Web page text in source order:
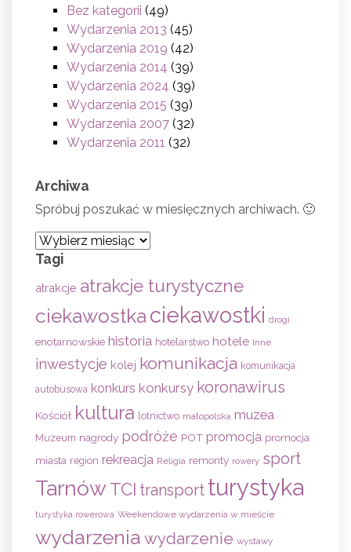
Bez kategorii (49)
Wydarzenia 2013 (45)
Wydarzenia 2019 (42)
Wydarzenia 2014 (39)
Wydarzenia 2024 (39)
Wydarzenia 2015 (39)
Wydarzenia 2007 (32)
Wydarzenia 2011 (32)
Archiwa
Spróbuj poszukać w miesięcznych archiwach. 🙂
Archiwa
Tagi
atrakcje atrakcje turystyczne
ciekawostka ciekawostki drogi
enotarnowskie historia hotelarstwo hotele Inne
inwestycje kolej komunikacja komunikacja
autobusowa konkurs konkursy koronawirus
Kościół kultura lotnictwo małopolska muzea
Muzeum nagrody podróże POT promocja promocja
miasta region rekreacja Religia remonty rowery sport
Tarnów TCI transport turystyka
turystyka rowerowa Weekendowe wydarzenia w mieście
wydarzenia wydarzenie wystawy